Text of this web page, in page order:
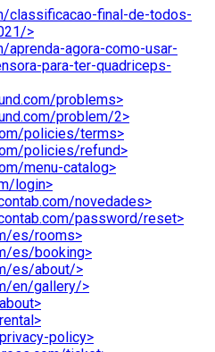
classificacao-final-de-todos-
>
aprenda-agora-como-usar-
para-ter-quadriceps-
problems>
problem/2>
policies/terms>
policies/refund>
menu-catalog>
login>
novedades>
password/reset>
es/rooms>
es/booking>
es/about/>
en/gallery/>
policy>